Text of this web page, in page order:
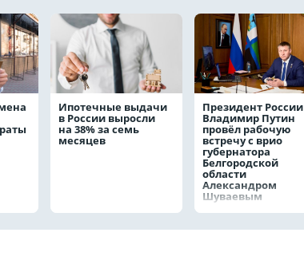
Ипотечные выдачи
в России выросли
на 38% за семь
месяцев
Президент России
Владимир Путин
провёл рабочую
встречу с врио
губернатора
Белгородской
области
Александром
Шуваевым